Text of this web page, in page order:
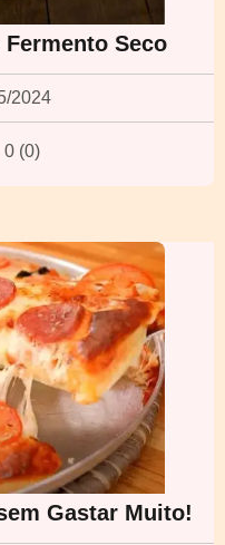
Seco
2024
0 (0)
Gastar Muito!